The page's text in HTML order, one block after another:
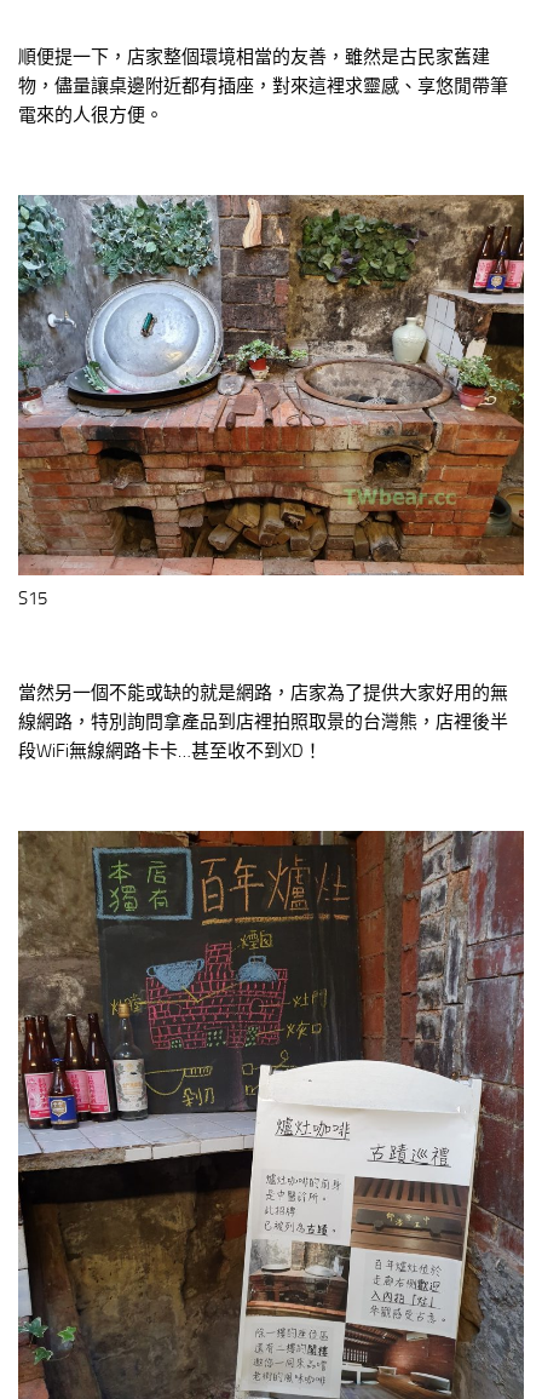
順便提一下，店家整個環境相當的友善，雖然是古民家舊建
物，儘量讓桌邊附近都有插座，對來這裡求靈感、享悠閒帶筆
電來的人很方便。
S15
當然另一個不能或缺的就是網路，店家為了提供大家好用的無
線網路，特別詢問拿產品到店裡拍照取景的台灣熊，店裡後半
段WiFi無線網路卡卡…甚至收不到XD！